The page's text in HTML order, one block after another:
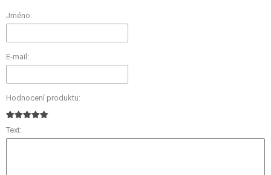
Jméno:
E-mail:
Hodnocení produktu:
Text: